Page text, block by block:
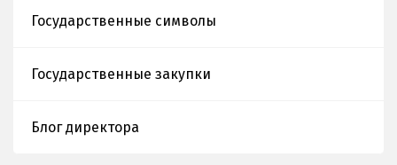
Государственные символы
Государственные закупки
Блог директора